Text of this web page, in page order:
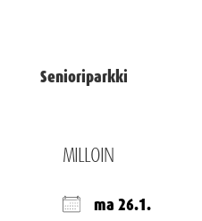
Senioriparkki
MILLOIN
ma 26.1.